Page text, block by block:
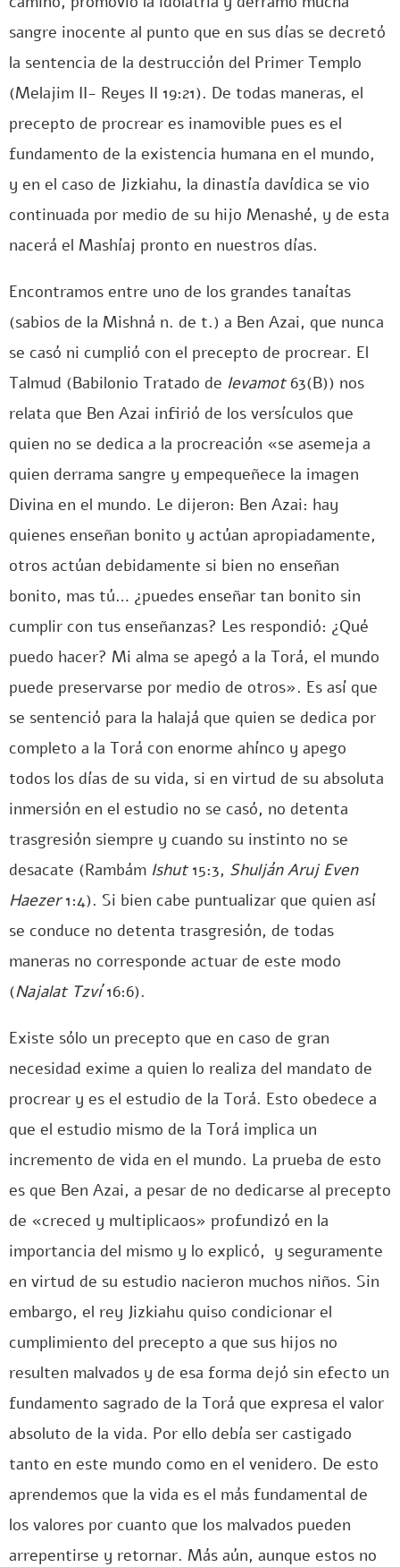
sangre inocente al punto que en sus días se decretó
la sentencia de la destrucción del Primer Templo
(Melajim II- Reyes II 19:21). De todas maneras, el
precepto de procrear es inamovible pues es el
fundamento de la existencia humana en el mundo,
y en el caso de Jizkiahu, la dinastía davídica se vio
continuada por medio de su hijo Menashé, y de esta
nacerá el Mashíaj pronto en nuestros días.
Encontramos entre uno de los grandes tanaítas
(sabios de la Mishná n. de t.) a Ben Azai, que nunca
se casó ni cumplió con el precepto de procrear. El
Talmud (Babilonio Tratado de Ievamot63(B)) nos
relata que Ben Azai infirió de los versículos que
quien no se dedica a la procreación «se asemeja a
quien derrama sangre y empequeñece la imagen
Divina en el mundo. Le dijeron: Ben Azai: hay
quienes enseñan bonito y actúan apropiadamente,
otros actúan debidamente si bien no enseñan
bonito, mas tú… ¿puedes enseñar tan bonito sin
cumplir con tus enseñanzas? Les respondió: ¿Qué
puedo hacer? Mi alma se apegó a la Torá, el mundo
puede preservarse por medio de otros». Es así que
se sentenció para la halajá que quien se dedica por
completo a la Torá con enorme ahínco y apego
todos los días de su vida, si en virtud de su absoluta
inmersión en el estudio no se casó, no detenta
trasgresión siempre y cuando su instinto no se
desacate (Rambám Ishut15:3, Shulján Aruj Even
Haezer1:4). Si bien cabe puntualizar que quien así
se conduce no detenta trasgresión, de todas
maneras no corresponde actuar de este modo
(Najalat Tzví16:6).
Existe sólo un precepto que en caso de gran
necesidad exime a quien lo realiza del mandato de
procrear y es el estudio de la Torá. Esto obedece a
que el estudio mismo de la Torá implica un
incremento de vida en el mundo. La prueba de esto
es que Ben Azai, a pesar de no dedicarse al precepto
de «creced y multiplicaos» profundizó en la
importancia del mismo y lo explicó, y seguramente
en virtud de su estudio nacieron muchos niños. Sin
embargo, el rey Jizkiahu quiso condicionar el
cumplimiento del precepto a que sus hijos no
resulten malvados y de esa forma dejó sin efecto un
fundamento sagrado de la Torá que expresa el valor
absoluto de la vida. Por ello debía ser castigado
tanto en este mundo como en el venidero. De esto
aprendemos que la vida es el más fundamental de
los valores por cuanto que los malvados pueden
arrepentirse y retornar. Más aún, aunque estos no